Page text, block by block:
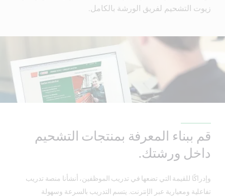
زيوت التشحيم لفريق الورشة بالكامل.
قم ببناء المعرفة بمنتجات التشحيم
داخل ورشتك.
وإدراكًا للقيمة التي تضعها في تدريب الموظفين، أنشأنا منصة تدريب
تفاعلية ومعيارية عبر الإنترنت. يتسم التدريب بالسرعة وسهولة